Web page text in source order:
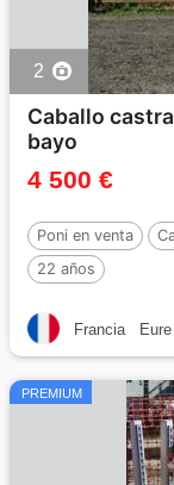
2
Caballo
bayo
4 500 €
Poni en venta
22 años
Francia Eure
PREMIUM